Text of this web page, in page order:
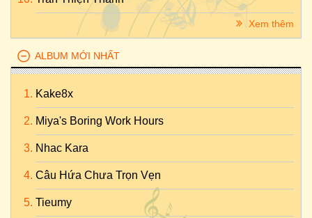
Xem thêm
ALBUM MỚI NHẤT
Kake8x
Miya's Boring Work Hours
Nhac Kara
Câu Hứa Chưa Trọn Vẹn
Tieumy